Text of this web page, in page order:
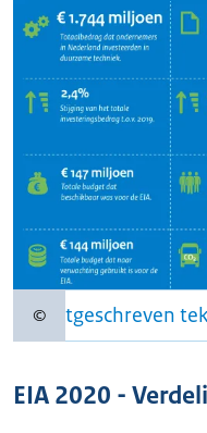
©Copyrightinformatie
Uitgeschreven
EIA 2020 -